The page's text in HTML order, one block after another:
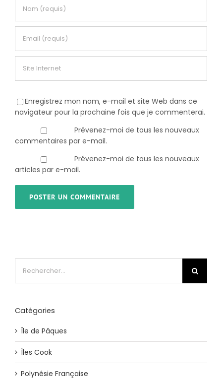
Enregistrez mon nom, e-mail et site Web dans ce
navigateur pour la prochaine fois que je commenterai.
Prévenez-moi de tous les nouveaux
commentaires par e-mail.
Prévenez-moi de tous les nouveaux
articles par e-mail.
Catégories
Île de Pâques
Îles Cook
Polynésie Française